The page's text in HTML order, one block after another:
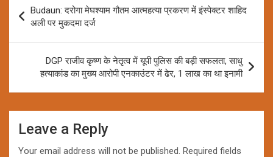
navigation
Budaun: दरोगा मेघश्याम गौतम आत्महत्या प्रकरण में इंस्पेक्टर शाहिद
अली पर मुकदमा दर्ज
DGP राजीव कृष्ण के नेतृत्व में यूपी पुलिस की बड़ी सफलता, साधु
हत्याकांड का मुख्य आरोपी एनकाउंटर में ढेर, 1 लाख का था इनामी
Leave a Reply
Your email address will not be published. Required fields